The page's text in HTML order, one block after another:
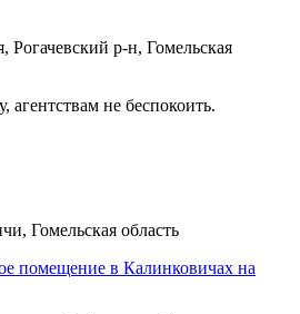
Рогачевский р-н, Гомельская
агентствам не беспокоить.
Гомельская область
помещение в Калинковичах на